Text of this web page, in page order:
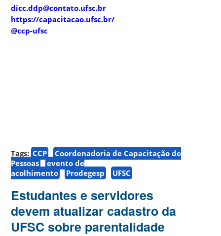
dicc.ddp@contato.ufsc.br
https://capacitacao.ufsc.br/
@ccp-ufsc
Tags: CCP
Coordenadoria de Capacitação de
Pessoas
evento de
acolhimento
Prodegesp UFSC
Estudantes e servidores
devem atualizar cadastro da
UFSC sobre parentalidade